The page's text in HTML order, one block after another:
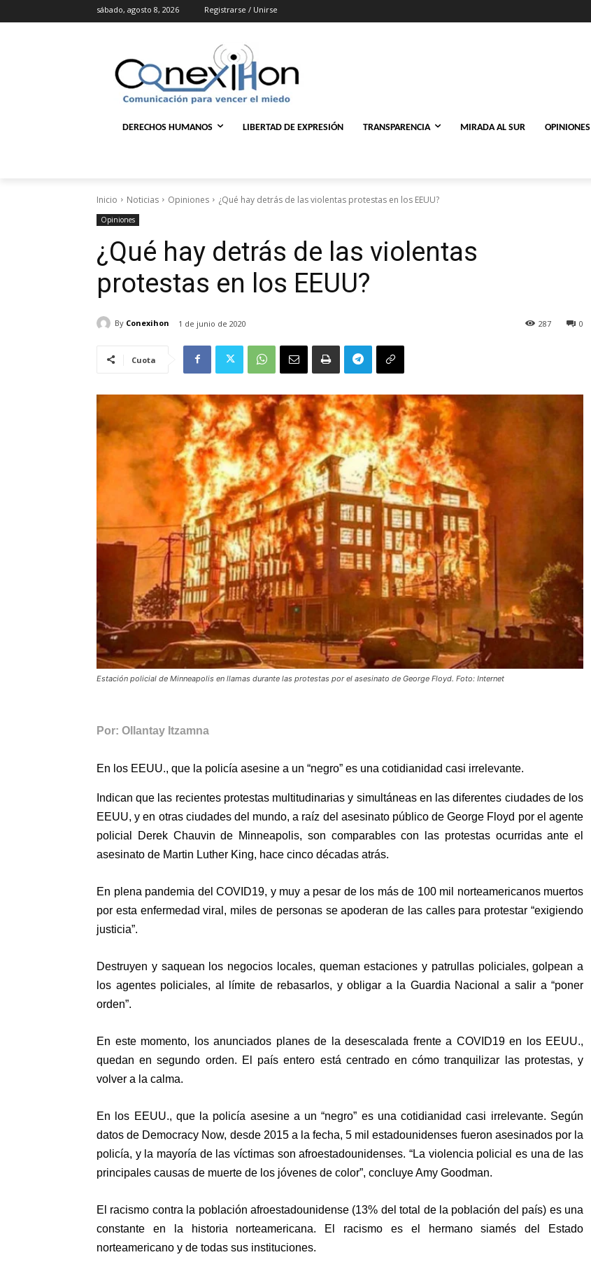
sábado, agosto 8, 2026 Registrarse / Unirse
DERECHOS HUMANOS LIBERTAD DE EXPRESIÓN TRANSPARENCIA MIRADA AL SUR OPINIONES
Inicio Noticias Opiniones ¿Qué hay detrás de las violentas protestas en los EEUU?
Opiniones
¿Qué hay detrás de las violentas
protestas en los EEUU?
By Conexihon 1 de junio de 2020 0
287
Cuota
Estación policial de Minneapolis en llamas durante las protestas por el asesinato de George Floyd. Foto: Internet
Por: Ollantay Itzamna
En los EEUU., que la policía asesine a un “negro” es una cotidianidad casi irrelevante.
Indican que las recientes protestas multitudinarias y simultáneas en las diferentes ciudades de los
EEUU, y en otras ciudades del mundo, a raíz del asesinato público de George Floyd por el agente
policial Derek Chauvin de Minneapolis, son comparables con las protestas ocurridas ante el
asesinato de Martin Luther King, hace cinco décadas atrás.
En plena pandemia del COVID19, y muy a pesar de los más de 100 mil norteamericanos muertos
por esta enfermedad viral, miles de personas se apoderan de las calles para protestar “exigiendo
justicia”.
Destruyen y saquean los negocios locales, queman estaciones y patrullas policiales, golpean a
los agentes policiales, al límite de rebasarlos, y obligar a la Guardia Nacional a salir a “poner
orden”.
En este momento, los anunciados planes de la desescalada frente a COVID19 en los EEUU.,
quedan en segundo orden. El país entero está centrado en cómo tranquilizar las protestas, y
volver a la calma.
En los EEUU., que la policía asesine a un “negro” es una cotidianidad casi irrelevante. Según
datos de Democracy Now, desde 2015 a la fecha, 5 mil estadounidenses fueron asesinados por la
policía, y la mayoría de las víctimas son afroestadounidenses. “La violencia policial es una de las
principales causas de muerte de los jóvenes de color”, concluye Amy Goodman.
El racismo contra la población afroestadounidense (13% del total de la población del país) es una
constante en la historia norteamericana. El racismo es el hermano siamés del Estado
norteamericano y de todas sus instituciones.